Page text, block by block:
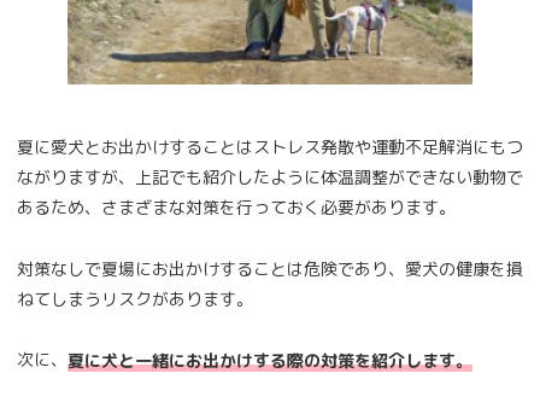
夏に愛犬とお出かけすることはストレス発散や運動不足解消にもつ
ながりますが、上記でも紹介したように体温調整ができない動物で
あるため、さまざまな対策を行っておく必要があります。
対策なしで夏場にお出かけすることは危険であり、愛犬の健康を損
ねてしまうリスクがあります。
次に、 夏に犬と一緒にお出かけする際の対策を紹介します。